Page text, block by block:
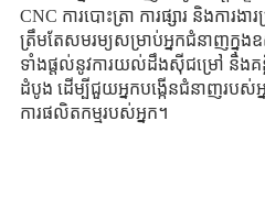
CNC ការបោះត្រា ការផ្សារ និងការងា
ត្រឹមតែសមរម្យសម្រាប់អ្នកជំនាញក្នុងឧ
ទាំងផ្តល់នូវការយល់ដឹងស៊ីជម្រៅ និងគន្លឹ
ដំបូង ដើម្បីជួយអ្នកបង្កើនជំនាញរបស់
ការផលិតកម្មរបស់អ្នក។